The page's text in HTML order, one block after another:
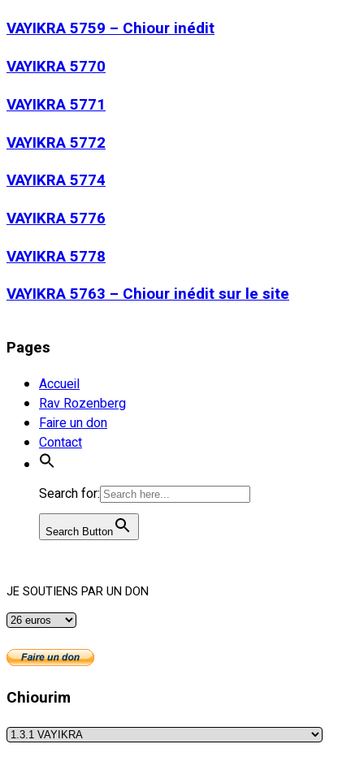
VAYIKRA 5759 – Chiour inédit
VAYIKRA 5770
VAYIKRA 5771
VAYIKRA 5772
VAYIKRA 5774
VAYIKRA 5776
VAYIKRA 5778
VAYIKRA 5763 – Chiour inédit sur le site
Pages
Accueil
Rav Rozenberg
Faire un don
Contact
Search for:
Search Button
JE SOUTIENS PAR UN DON
Chiourim
Chiourim